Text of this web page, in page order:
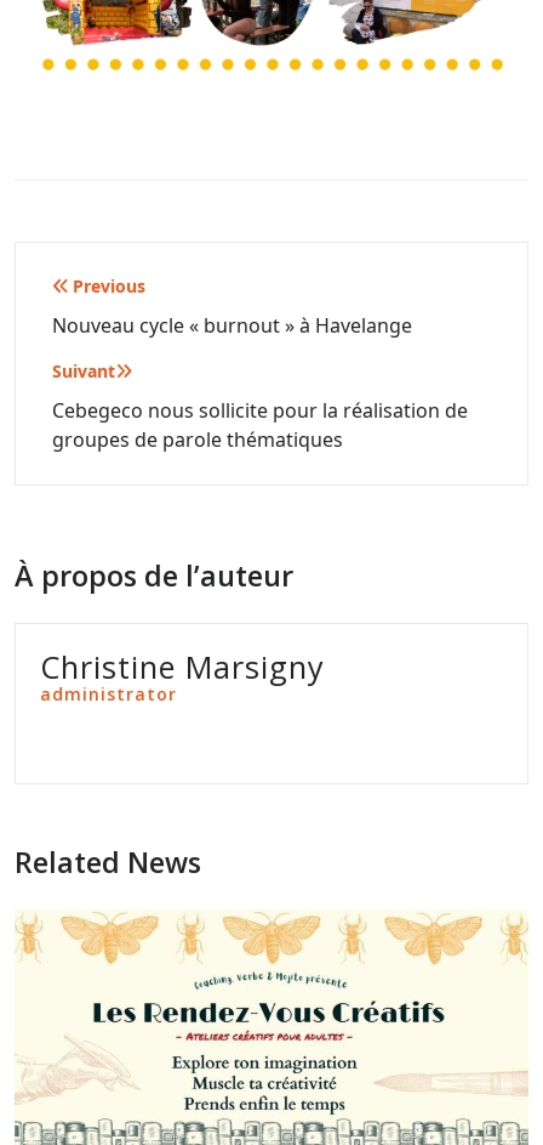
Navigation
de
l’article
Previous
Nouveau cycle « burnout » à Havelange
Suivant
Cebegeco nous sollicite pour la réalisation de
groupes de parole thématiques
À propos de l’auteur
Christine Marsigny
administrator
Related News